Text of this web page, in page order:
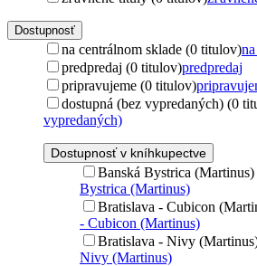
Dostupnosť
na centrálnom sklade (0 titulov)
predpredaj (0 titulov)predpredaj
pripravujeme (0 titulov)
dostupná (bez vypredaných) (0
vypredaných)
Dostupnosť v kníhkupectve
Banská Bystrica
Bystrica (Martinus)
Bratislava - Cubicon
- Cubicon (Martinus)
Bratislava - Nivy
Nivy (Martinus)